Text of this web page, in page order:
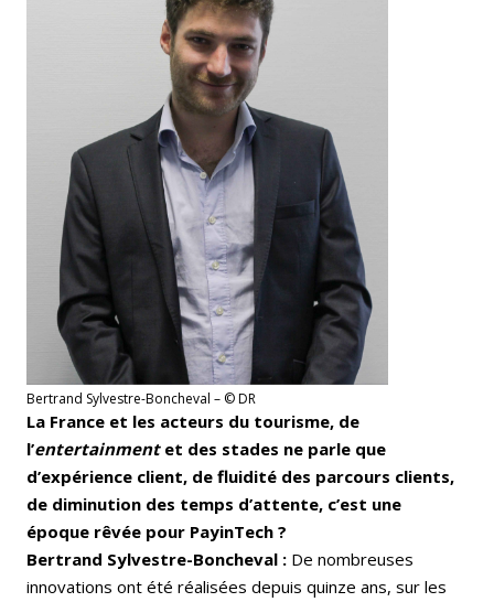
Bertrand Sylvestre-Boncheval – © DR
La France et les acteurs du tourisme, de
l’entertainment et des stades ne parle que
d’expérience client, de fluidité des parcours clients,
de diminution des temps d’attente, c’est une
époque rêvée pour PayinTech ?
Bertrand Sylvestre-Boncheval : De nombreuses
innovations ont été réalisées depuis quinze ans, sur les